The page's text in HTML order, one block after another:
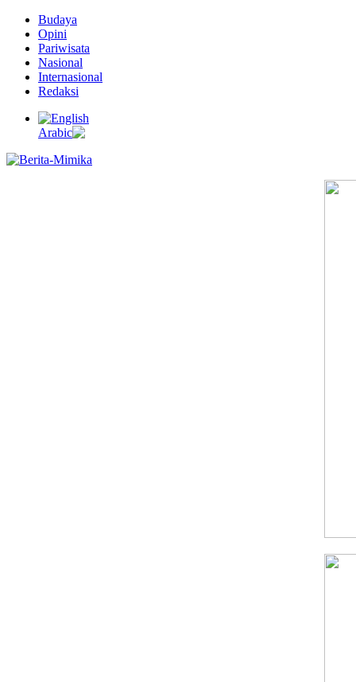
Budaya
Opini
Pariwisata
Nasional
Internasional
Redaksi